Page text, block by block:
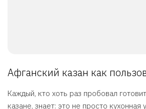
Афганский казан как
Каждый, кто хоть раз пробовал
казане, знает: это не просто кухонная